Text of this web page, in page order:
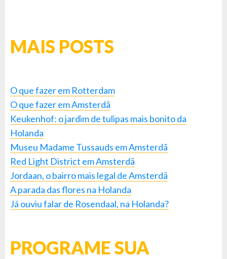
MAIS POSTS
O que fazer em Rotterdam
O que fazer em Amsterdã
Keukenhof: o jardim de tulipas mais bonito da
Holanda
Museu Madame Tussauds em Amsterdã
Red Light District em Amsterdã
Jordaan, o bairro mais legal de Amsterdã
A parada das flores na Holanda
Já ouviu falar de Rosendaal, na Holanda?
PROGRAME SUA